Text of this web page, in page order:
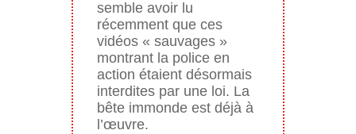
semble avoir lu
récemment que ces
vidéos « sauvages »
montrant la police en
action étaient désormais
interdites par une loi. La
bête immonde est déjà à
l’œuvre.